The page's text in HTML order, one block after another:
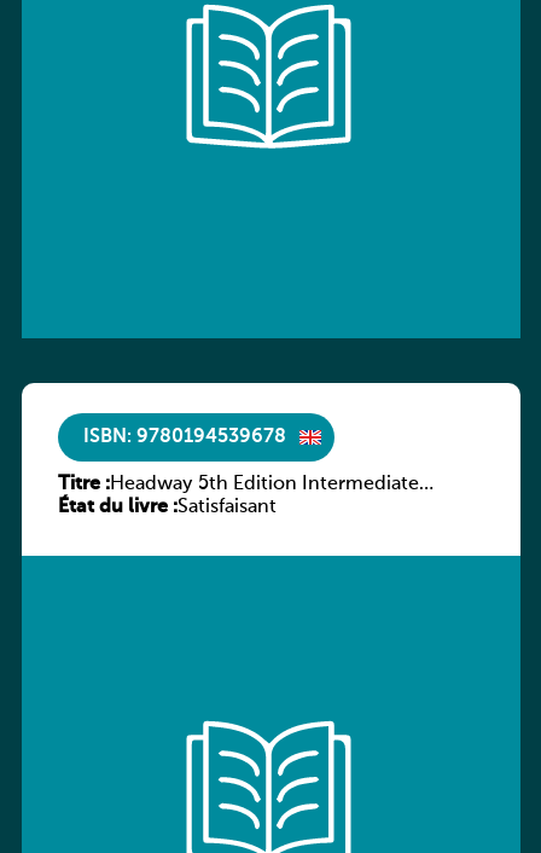
ISBN: 9780194539678
Titre :Headway 5th Edition Intermediate
Workbook without key
État du livre :Satisfaisant